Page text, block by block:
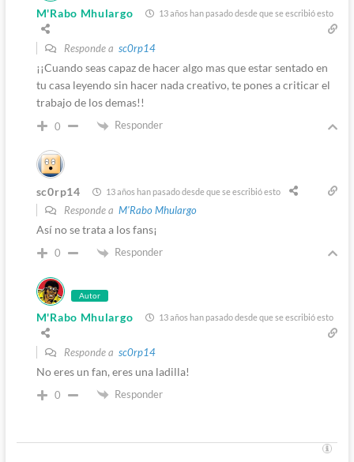
M'Rabo Mhulargo 13 años han pasado desde que se escribió esto
Responde a sc0rp14
¡¡Cuando seas capaz de hacer algo mas que estar sentado en
tu casa leyendo sin hacer nada creativo, te pones a criticar el
trabajo de los demas!!
0 Responder
sc0rp14 13 años han pasado desde que se escribió esto
Responde a M'Rabo Mhulargo
Así no se trata a los fans¡
0 Responder
Autor
M'Rabo Mhulargo 13 años han pasado desde que se escribió esto
Responde a sc0rp14
No eres un fan, eres una ladilla!
0 Responder